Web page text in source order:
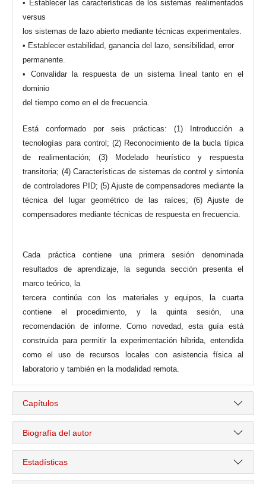
• Establecer las características de los sistemas realimentados
versus
los sistemas de lazo abierto mediante técnicas experimentales.
• Establecer estabilidad, ganancia del lazo, sensibilidad, error
permanente.
• Convalidar la respuesta de un sistema lineal tanto en el
dominio
del tiempo como en el de frecuencia.
Está conformado por seis prácticas: (1) Introducción a
tecnologías para control; (2) Reconocimiento de la bucla típica
de realimentación; (3) Modelado heurístico y respuesta
transitoria; (4) Características de sistemas de control y sintonía
de controladores PID; (5) Ajuste de compensadores mediante la
técnica del lugar geométrico de las raíces; (6) Ajuste de
compensadores mediante técnicas de respuesta en frecuencia.
Cada práctica contiene una primera sesión denominada
resultados de aprendizaje, la segunda sección presenta el
marco teórico, la
tercera continúa con los materiales y equipos, la cuarta
contiene el procedimiento, y la quinta sesión, una
recomendación de informe. Como novedad, esta guía está
construida para permitir la experimentación híbrida, entendida
como el uso de recursos locales con asistencia física al
laboratorio y también en la modalidad remota.
Capítulos
Biografía del autor
Estadísticas